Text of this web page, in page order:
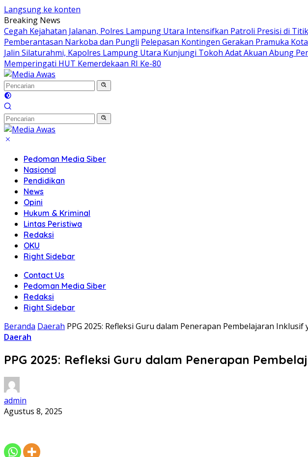
Langsung ke konten
Breaking News
Cegah Kejahatan Jalanan, Polres Lampung Utara Intensifkan Patroli Presisi di
Pemberantasan Narkoba dan Pungli Pelepasan Kontingen Gerakan Pramuka
Jalin Silaturahmi, Kapolres Lampung Utara Kunjungi Tokoh Adat Akuan Abung
Memperingati HUT Kemerdekaan RI Ke-80
Pedoman Media Siber
Nasional
Pendidikan
News
Opini
Hukum & Kriminal
Lintas Peristiwa
Redaksi
OKU
Right Sidebar
Contact Us
Pedoman Media Siber
Redaksi
Right Sidebar
Beranda Daerah PPG 2025: Refleksi Guru dalam Penerapan Pembelajaran Inklusif
Daerah
PPG 2025: Refleksi Guru dalam Penerapan
admin
Agustus 8, 2025